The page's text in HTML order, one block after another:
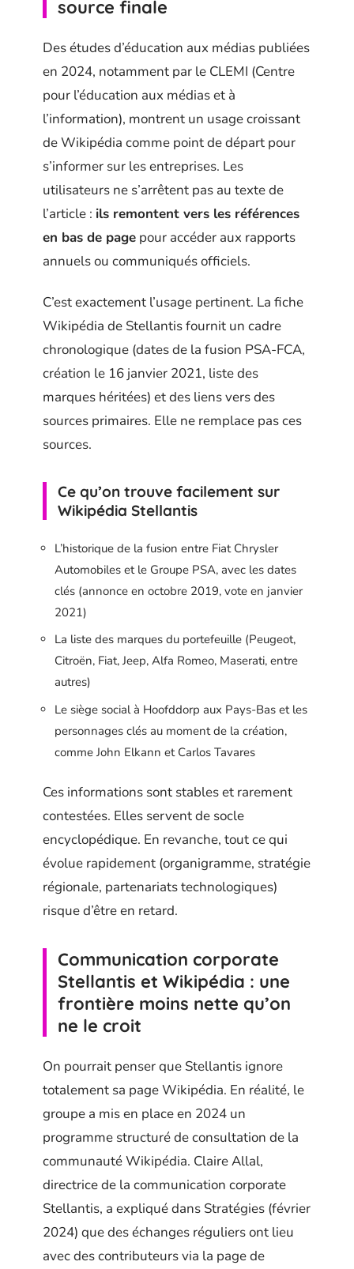
source finale
Des études d’éducation aux médias publiées
en 2024, notamment par le CLEMI (Centre
pour l’éducation aux médias et à
l’information), montrent un usage croissant
de Wikipédia comme point de départ pour
s’informer sur les entreprises. Les
utilisateurs ne s’arrêtent pas au texte de
l’article : ils remontent vers les références
en bas de page pour accéder aux rapports
annuels ou communiqués officiels.
C’est exactement l’usage pertinent. La fiche
Wikipédia de Stellantis fournit un cadre
chronologique (dates de la fusion PSA-FCA,
création le 16 janvier 2021, liste des
marques héritées) et des liens vers des
sources primaires. Elle ne remplace pas ces
sources.
Ce qu’on trouve facilement sur
Wikipédia Stellantis
L’historique de la fusion entre Fiat Chrysler
Automobiles et le Groupe PSA, avec les dates
clés (annonce en octobre 2019, vote en janvier
2021)
La liste des marques du portefeuille (Peugeot,
Citroën, Fiat, Jeep, Alfa Romeo, Maserati, entre
autres)
Le siège social à Hoofddorp aux Pays-Bas et les
personnages clés au moment de la création,
comme John Elkann et Carlos Tavares
Ces informations sont stables et rarement
contestées. Elles servent de socle
encyclopédique. En revanche, tout ce qui
évolue rapidement (organigramme, stratégie
régionale, partenariats technologiques)
risque d’être en retard.
Communication corporate
Stellantis et Wikipédia : une
frontière moins nette qu’on
ne le croit
On pourrait penser que Stellantis ignore
totalement sa page Wikipédia. En réalité, le
groupe a mis en place en 2024 un
programme structuré de consultation de la
communauté Wikipédia. Claire Allal,
directrice de la communication corporate
Stellantis, a expliqué dans Stratégies (février
2024) que des échanges réguliers ont lieu
avec des contributeurs via la page de